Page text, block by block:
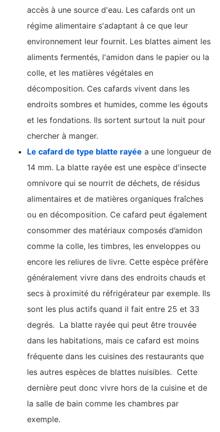
accès à une source d'eau. Les cafards ont un
régime alimentaire s'adaptant à ce que leur
environnement leur fournit. Les blattes aiment les
aliments fermentés, l'amidon dans le papier ou la
colle, et les matières végétales en
décomposition. Ces cafards vivent dans les
endroits sombres et humides, comme les égouts
et les fondations. Ils sortent surtout la nuit pour
chercher à manger.
Le cafard de type blatte rayée a une longueur de
14 mm. La blatte rayée est une espèce d'insecte
omnivore qui se nourrit de déchets, de résidus
alimentaires et de matières organiques fraîches
ou en décomposition. Ce cafard peut également
consommer des matériaux composés d’amidon
comme la colle, les timbres, les enveloppes ou
encore les reliures de livre. Cette espèce préfère
généralement vivre dans des endroits chauds et
secs à proximité du réfrigérateur par exemple. Ils
sont les plus actifs quand il fait entre 25 et 33
degrés. La blatte rayée qui peut être trouvée
dans les habitations, mais ce cafard est moins
fréquente dans les cuisines des restaurants que
les autres espèces de blattes nuisibles. Cette
dernière peut donc vivre hors de la cuisine et de
la salle de bain comme les chambres par
exemple.